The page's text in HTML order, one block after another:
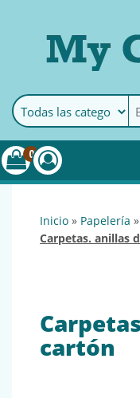
MyGoods ·
0
inicio » papelería »
carpetas. anillas
cartón